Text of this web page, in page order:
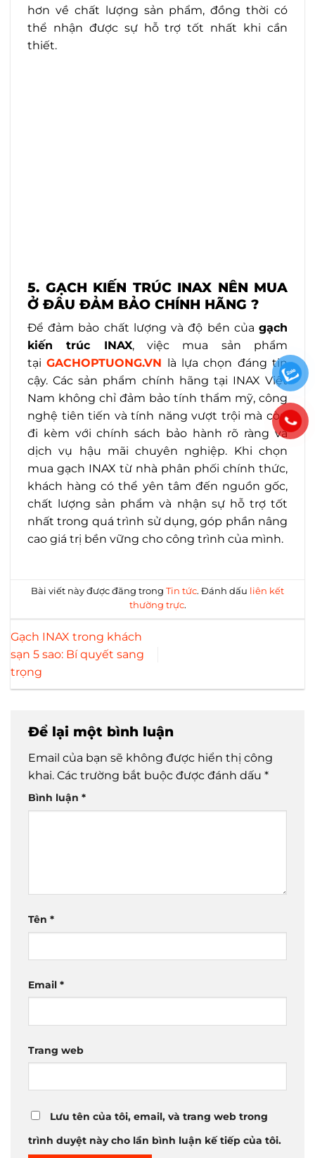
hơn về chất lượng sản phẩm, đồng thời có
thể nhận được sự hỗ trợ tốt nhất khi cần
thiết.
5. GẠCH KIẾN TRÚC INAX NÊN MUA
Ở ĐÂU ĐẢM BẢO CHÍNH HÃNG ?
Để đảm bảo chất lượng và độ bền của gạch
kiến trúc INAX, việc mua sản phẩm
tạiGACHOPTUONG.VN là lựa chọn đáng tin
cậy. Các sản phẩm chính hãng tại INAX Việt
Nam không chỉ đảm bảo tính thẩm mỹ, công
nghệ tiên tiến và tính năng vượt trội mà còn
đi kèm với chính sách bảo hành rõ ràng và
dịch vụ hậu mãi chuyên nghiệp. Khi chọn
mua gạch INAX từ nhà phân phối chính thức,
khách hàng có thể yên tâm đến nguồn gốc,
chất lượng sản phẩm và nhận sự hỗ trợ tốt
nhất trong quá trình sử dụng, góp phần nâng
cao giá trị bền vững cho công trình của mình.
Bài viết này được đăng trong Tin tức. Đánh dấu liên kết
thường trực.
Gạch INAX trong khách
sạn 5 sao: Bí quyết sang
trọng
Để lại một bình luận
Email của bạn sẽ không được hiển thị công
khai. Các trường bắt buộc được đánh dấu *
Bình luận *
Tên *
Email *
Trang web
Lưu tên của tôi, email, và trang web trong
trình duyệt này cho lần bình luận kế tiếp của tôi.